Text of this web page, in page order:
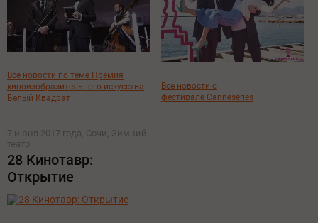
Все новости по теме Премия
киноизобразительного искусства
Белый Квадрат
Все новости о
фестивале Canneseries
7 июня 2017 года, Сочи, Зимний
театр
28 Кинотавр:
Открытие